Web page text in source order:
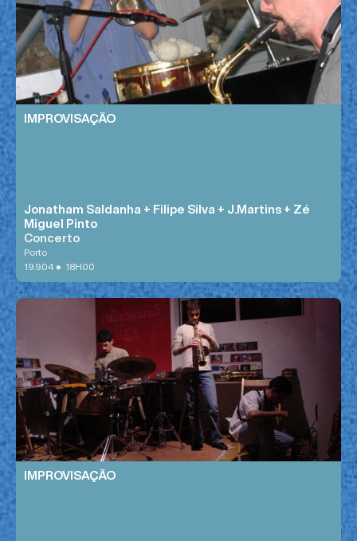
IMPROVISAÇÃO
Jonatham Saldanha + Filipe Silva + J.Martins + Zé
Miguel Pinto
Concerto
Porto
19.9.04 • 18H00
IMPROVISAÇÃO